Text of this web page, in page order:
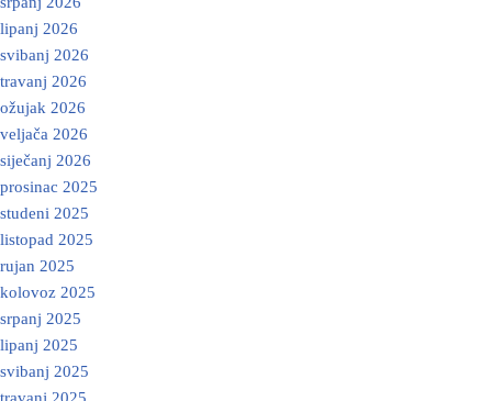
lipanj 2026
svibanj 2026
travanj 2026
ožujak 2026
veljača 2026
siječanj 2026
prosinac 2025
studeni 2025
listopad 2025
rujan 2025
kolovoz 2025
srpanj 2025
lipanj 2025
svibanj 2025